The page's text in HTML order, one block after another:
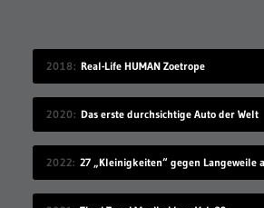
2018 Real-Life HUMAN Zoetrope
2020 Das erste durchsichtige Auto der Welt
2022